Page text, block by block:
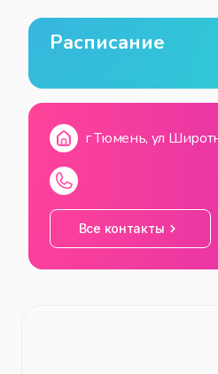
Расписание
г Тюмень, ул
Все контакты